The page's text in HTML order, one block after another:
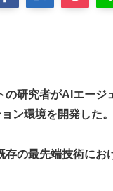
の研究者がAIエージ
ン環境を開発した。
存の最先端技術にお